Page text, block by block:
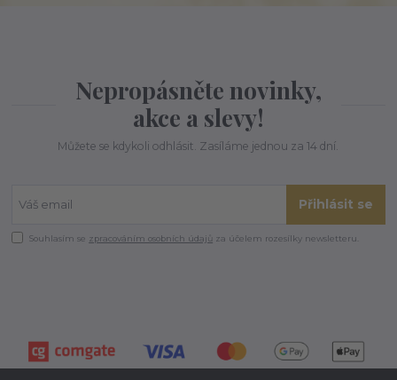
Nepropásněte novinky,
akce a slevy!
Můžete se kdykoli odhlásit. Zasíláme jednou za 14 dní.
Přihlásit se
Souhlasím se zpracováním osobních údajů za účelem rozesílky newsletteru.